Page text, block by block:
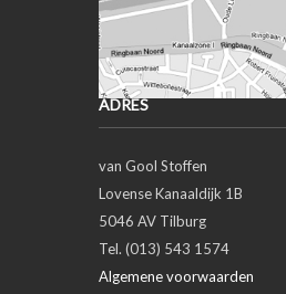
ADRES
van Gool Stoffen
Lovense Kanaaldijk 1B
5046 AV Tilburg
Tel. (013) 543 1574
Algemene voorwaarden